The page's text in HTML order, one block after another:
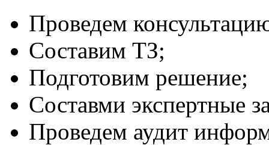
Проведем
Составим ТЗ;
Подготовим решение;
Составми экспертные
Проведем аудит